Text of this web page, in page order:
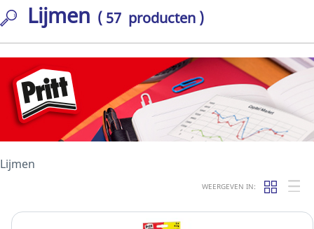
Lijmen ( 57 producten )
Lijmen
WEERGEVEN IN: